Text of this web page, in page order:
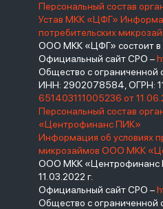
Персональный состав
Устав МКК «ЦФГ»
потребительских
ООО МКК «ЦФГ» состоит в
Официальный сайт СРО –
Общество с
ИНН: 2902078584, ОГРН:
651403111005236 от
Персональный состав
«Центрофинанс ПИК»
Информация об условиях
микрозаймов ООО МКК
ООО МКК «Центрофинанс
11.03.2022 г.
Официальный сайт СРО –
Общество с